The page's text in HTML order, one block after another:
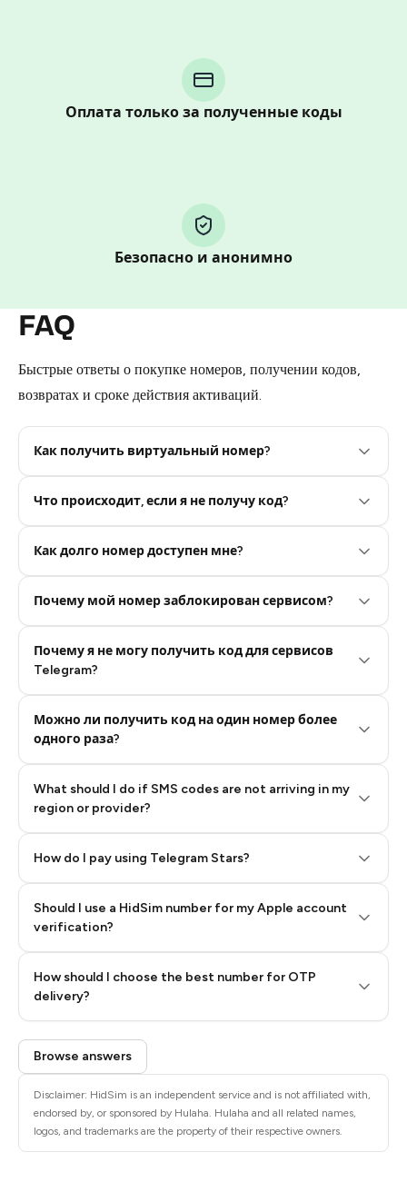
Оплата только за полученные коды
Безопасно и анонимно
FAQ
Быстрые ответы о покупке номеров, получении кодов,
возвратах и сроке действия активаций.
Как получить виртуальный номер?
Что происходит, если я не получу код?
Как долго номер доступен мне?
Почему мой номер заблокирован сервисом?
Почему я не могу получить код для сервисов
Telegram?
Можно ли получить код на один номер более
одного раза?
What should I do if SMS codes are not arriving in my
region or provider?
How do I pay using Telegram Stars?
You purchase Stars via the official
Telegram using your card (or Google Pay, Apple Pay, or
Step 1: Create the order on HidSim
Step 3: Pay our bot with Stars
Should I use a HidSim number for my Apple account
verification?
How should I choose the best number for OTP
delivery?
Quality High To Low
Price High To
Low
Browse answers
Disclaimer: HidSim is an independent service and is not affiliated with,
endorsed by, or sponsored by Hulaha. Hulaha and all related names,
logos, and trademarks are the property of their respective owners.